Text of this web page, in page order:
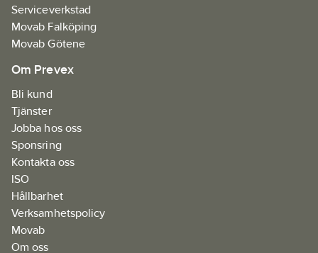
Serviceverkstad
Movab Falköping
Movab Götene
Om Prevex
Bli kund
Tjänster
Jobba hos oss
Sponsring
Kontakta oss
ISO
Hållbarhet
Verksamhetspolicy
Movab
Om oss